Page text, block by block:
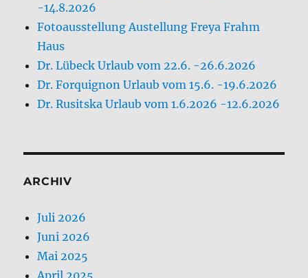
-14.8.2026
Fotoausstellung Austellung Freya Frahm
Haus
Dr. Lübeck Urlaub vom 22.6. -26.6.2026
Dr. Forquignon Urlaub vom 15.6. -19.6.2026
Dr. Rusitska Urlaub vom 1.6.2026 -12.6.2026
ARCHIV
Juli 2026
Juni 2026
Mai 2025